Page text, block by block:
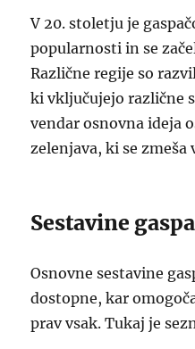
V 20. stoletju je
popularnosti in se
Različne regije so
ki vključujejo različne
vendar osnovna ideja
zelenjava, ki se zmeša
Sestavine
Osnovne sestavine
dostopne, kar
prav vsak. Tukaj je